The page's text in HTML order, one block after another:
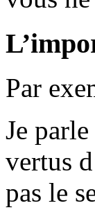
Par
Je
vertus
pas le